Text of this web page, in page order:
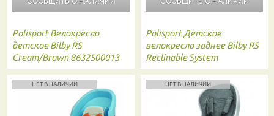
Polisport Велокресло
детское Bilby RS
Cream/Brown 8632500013
Polisport Детское
велокресло заднее Bilby RS
Reclinable System
Blue/silver/orange
НЕТ В НАЛИЧИИ НЕТ В НАЛИЧИИ